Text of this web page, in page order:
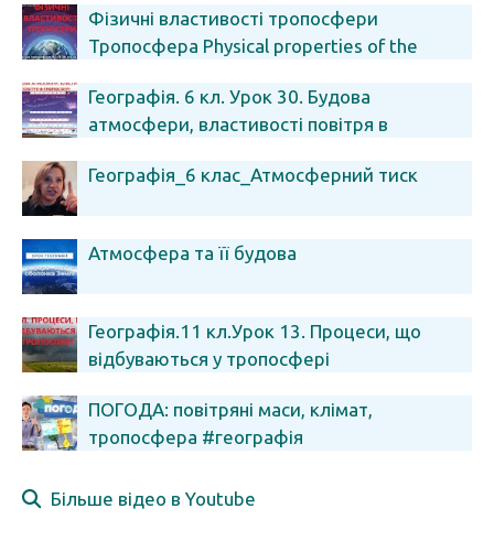
Фізичні властивості тропосфери
Тропосфера Physical properties of the
Географія. 6 кл. Урок 30. Будова
атмосфери, властивості повітря в
Географія_6 клас_Атмосферний тиск
Атмосфера та її будова
Географія.11 кл.Урок 13. Процеси, що
відбуваються у тропосфері
ПОГОДА: повітряні маси, клімат,
тропосфера #географія
Більше відео в Youtube